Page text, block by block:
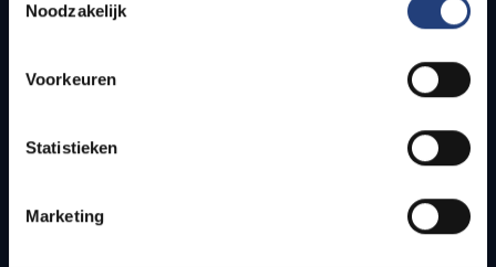
Noodzakelijk
Voorkeuren
Statistieken
Marketing
Snel naar
Bereikbaarheid